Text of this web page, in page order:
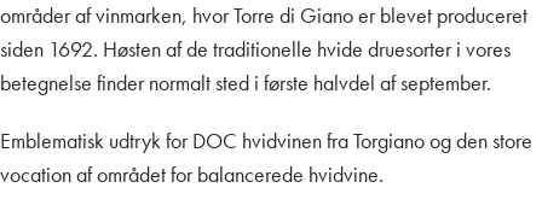
områder af vinmarken, hvor Torre di Giano er blevet produceret
siden 1692. Høsten af de traditionelle hvide druesorter i vores
betegnelse finder normalt sted i første halvdel af september.
Emblematisk udtryk for DOC hvidvinen fra Torgiano og den store
vocation af området for balancerede hvidvine.